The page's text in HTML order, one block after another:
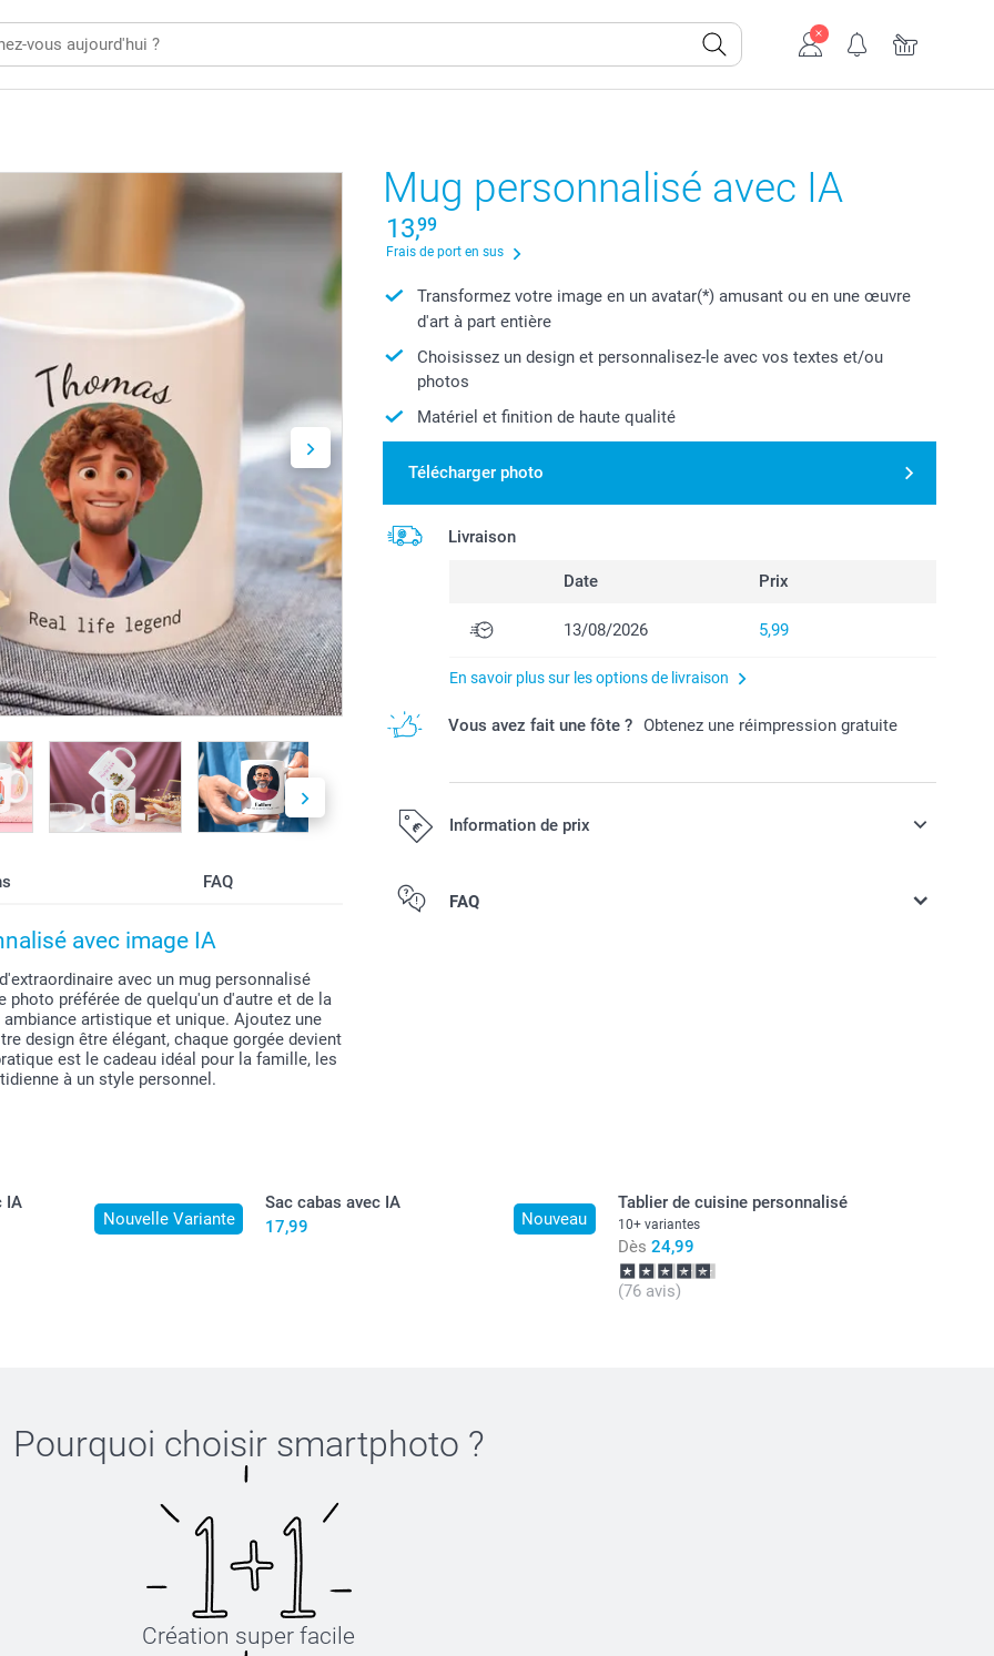
FAQ
avec image IA
avec un mug personnalisé
préférée de quelqu'un d'autre et de la
artistique et unique. Ajoutez une
design être élégant, chaque gorgée devient
est le cadeau idéal pour la famille, les
à un style personnel.
Mug personnalisé avec IA
13,99
Frais de port en sus
Transformez votre image en un avatar(*) amusant ou en une œuvre
d'art à part entière
Choisissez un design et personnalisez-le avec vos textes et/ou
photos
Matériel et finition de haute qualité
Télécharger photo
Livraison
Date Prix
13/08/2026 5,99
En savoir plus sur les options de livraison
Vous avez fait une fôte ? Obtenez une réimpression gratuite
Information de prix
Tous les prix sont en EURO (€), TVA incluse et hors frais de port.
FAQ
Nouvelle Variante
IA
Nouveau
Sac cabas avec IA
17,99
Tablier de cuisine personnalisé
10+ variantes
Dès 24,99
(76 avis)
Pourquoi choisir smartphoto ?
Création super facile